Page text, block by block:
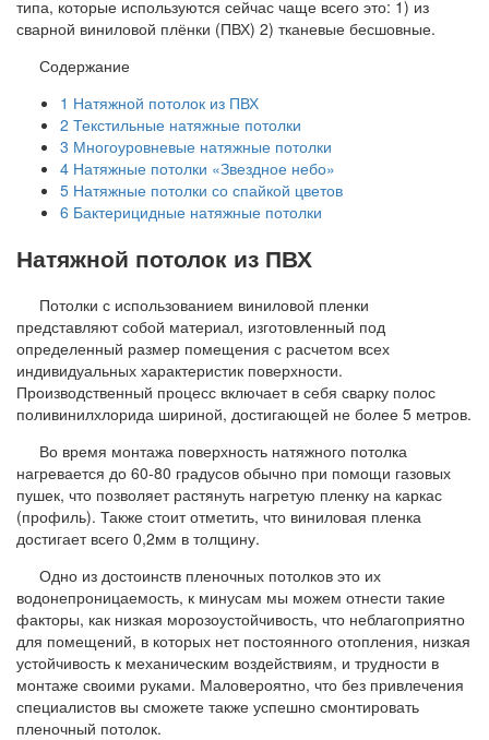
типа, которые используются сейчас чаще всего это: 1) из
сварной виниловой плёнки (ПВХ) 2) тканевые бесшовные.
Содержание
1 Натяжной потолок из ПВХ
2 Текстильные натяжные потолки
3 Многоуровневые натяжные потолки
4 Натяжные потолки «Звездное небо»
5 Натяжные потолки со спайкой цветов
6 Бактерицидные натяжные потолки
Натяжной потолок из ПВХ
Потолки с использованием виниловой пленки
представляют собой материал, изготовленный под
определенный размер помещения с расчетом всех
индивидуальных характеристик поверхности.
Производственный процесс включает в себя сварку полос
поливинилхлорида шириной, достигающей не более 5 метров.
Во время монтажа поверхность натяжного потолка
нагревается до 60-80 градусов обычно при помощи газовых
пушек, что позволяет растянуть нагретую пленку на каркас
(профиль). Также стоит отметить, что виниловая пленка
достигает всего 0,2мм в толщину.
Одно из достоинств пленочных потолков это их
водонепроницаемость, к минусам мы можем отнести такие
факторы, как низкая морозоустойчивость, что неблагоприятно
для помещений, в которых нет постоянного отопления, низкая
устойчивость к механическим воздействиям, и трудности в
монтаже своими руками. Маловероятно, что без привлечения
специалистов вы сможете также успешно смонтировать
пленочный потолок.